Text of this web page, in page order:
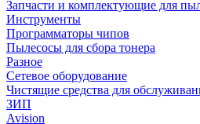
Запчасти и комплектующие для
Инструменты
Программаторы чипов
Пылесосы для сбора тонера
Разное
Сетевое оборудование
Чистящие средства для
ЗИП
Avision